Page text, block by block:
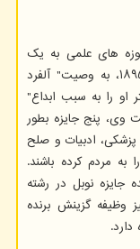
های علمی به یک
دانشمند تعلق می گیرد. جایزه نوبل در سال ۱۸۹۵، به وصیت" آلفرد
او را به سبب ابداع"
وی، پنج جایزه بطور
پزشکی، ادبیات و صلح
مردم کرده باشند.
جایزه نوبل در رشته
وظیفه گزینش برنده